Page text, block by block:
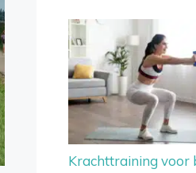
Krachttraining voor